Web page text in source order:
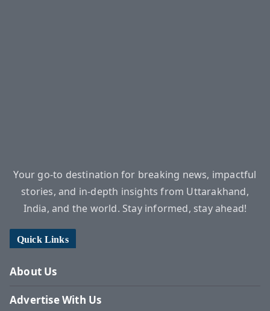
Your go-to destination for breaking news, impactful
stories, and in-depth insights from Uttarakhand,
India, and the world. Stay informed, stay ahead!
Quick Links
About Us
Advertise With Us